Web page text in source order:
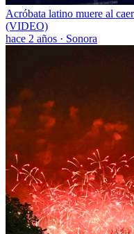
Acróbata latino muere al
(VIDEO)
hace 2 años · Sonora